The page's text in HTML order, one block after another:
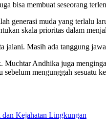
bisa membuat seseorang
generasi muda yang terlalu
skala prioritas dalam
jalani. Masih ada tanggung
Andhika juga
mengunggah sesuatu
Kejahatan Lingkungan